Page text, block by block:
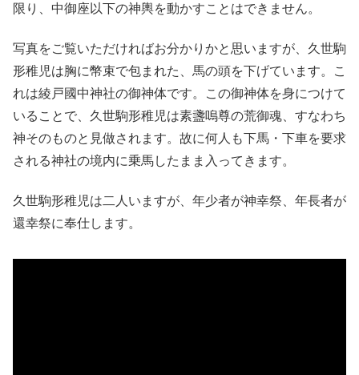
限り、中御座以下の神輿を動かすことはできません。
写真をご覧いただければお分かりかと思いますが、久世駒
形稚児は胸に幣束で包まれた、馬の頭を下げています。こ
れは綾戸國中神社の御神体です。この御神体を身につけて
いることで、久世駒形稚児は素盞嗚尊の荒御魂、すなわち
神そのものと見做されます。故に何人も下馬・下車を要求
される神社の境内に乗馬したまま入ってきます。
久世駒形稚児は二人いますが、年少者が神幸祭、年長者が
還幸祭に奉仕します。